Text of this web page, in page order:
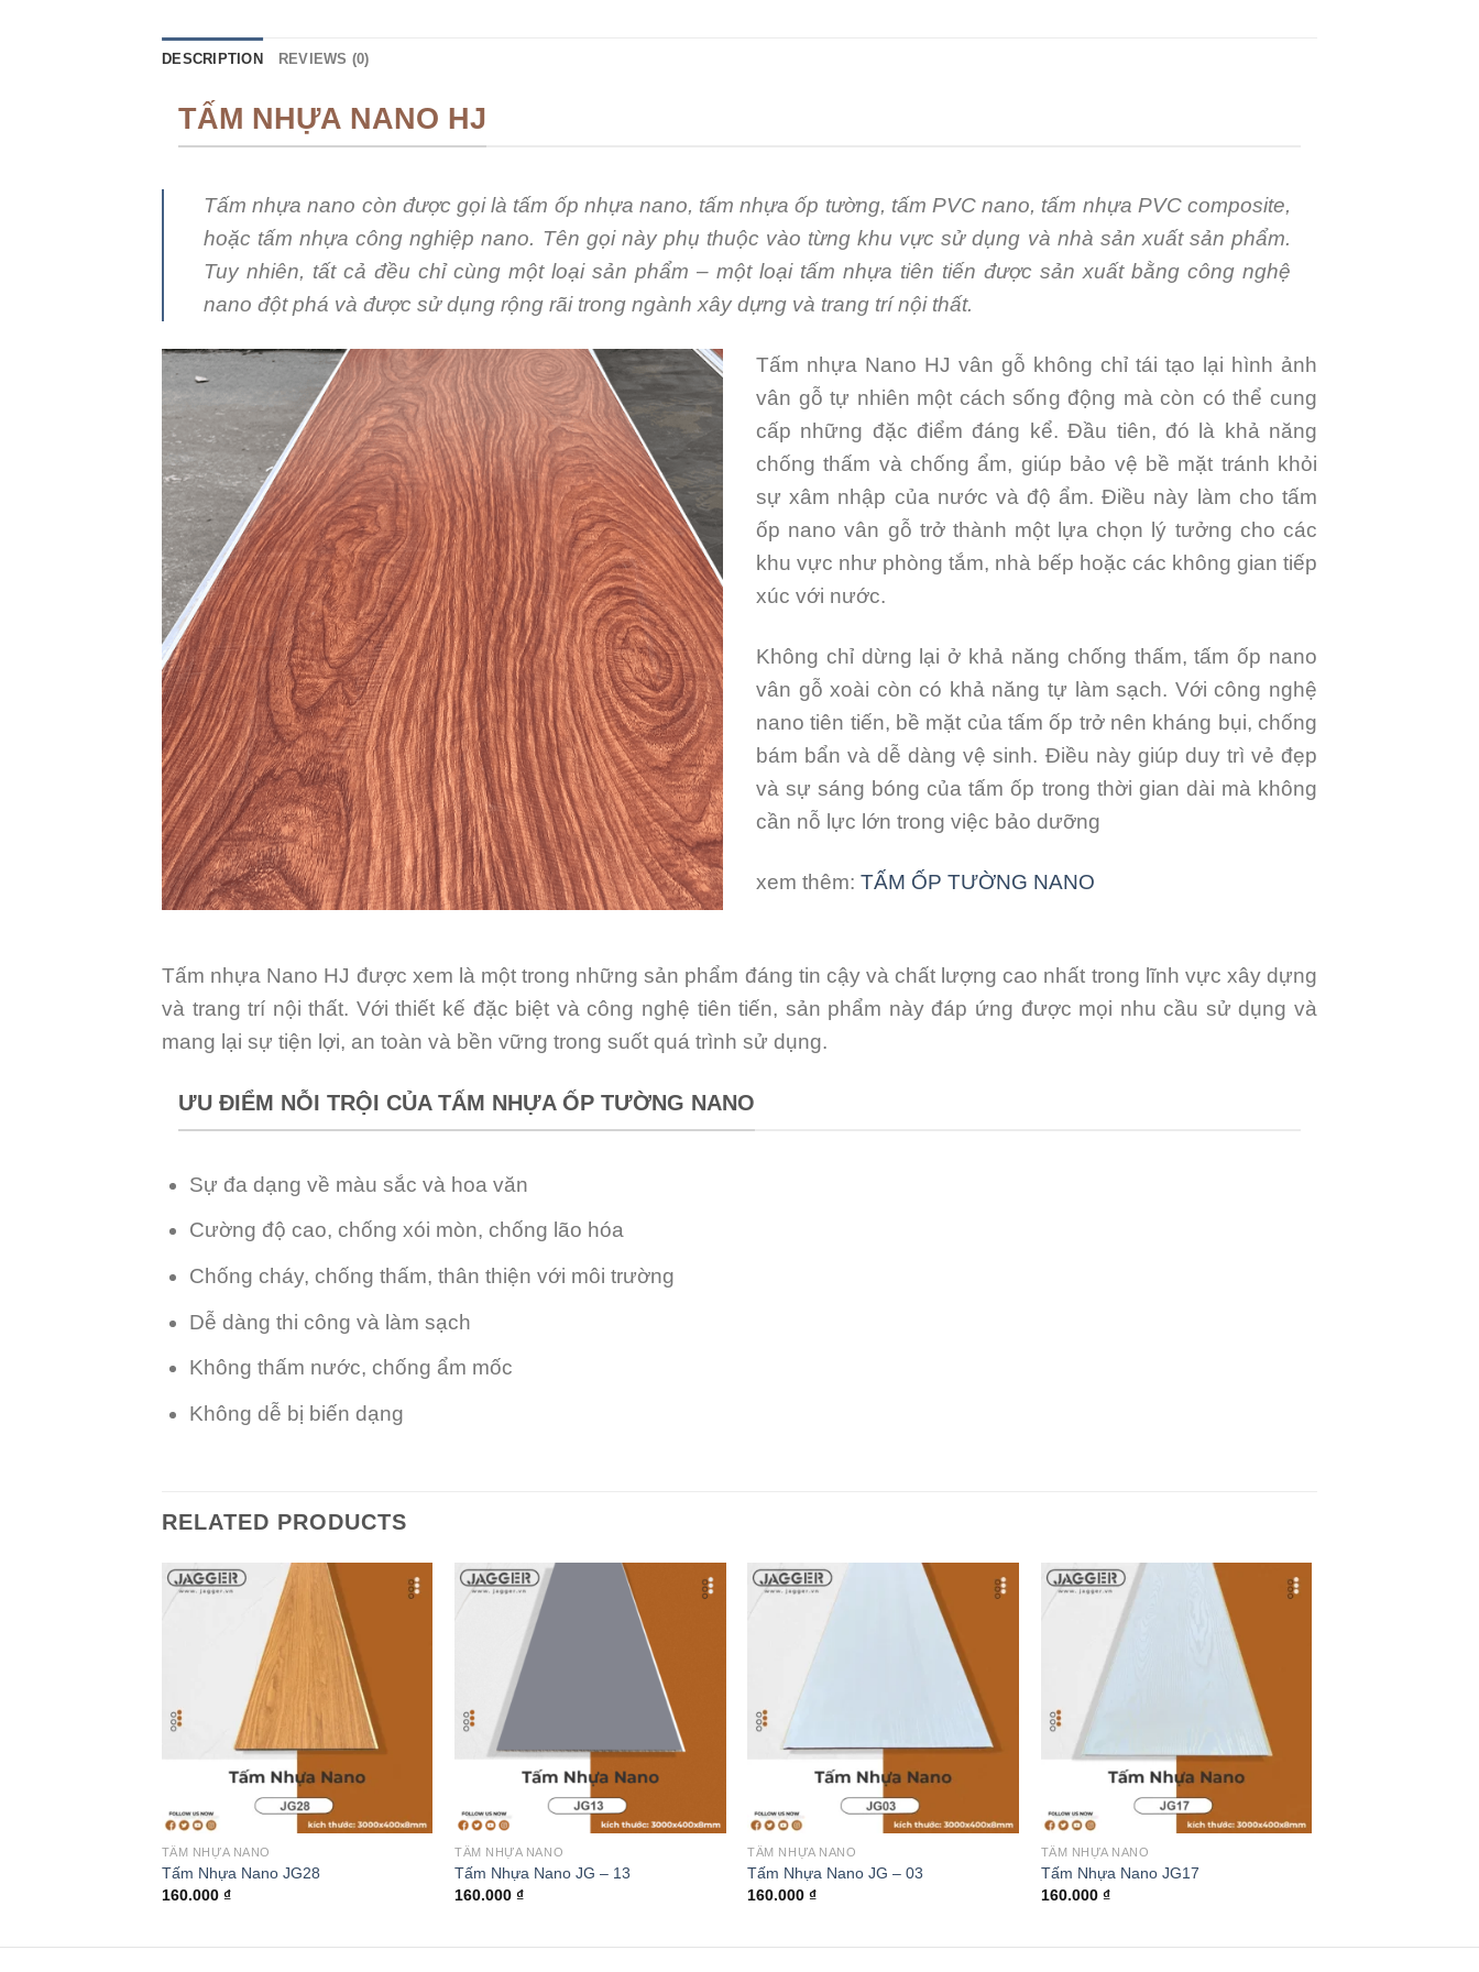
DESCRIPTION REVIEWS (0)
TẤM NHỰA NANO HJ
Tấm nhựa nano còn được gọi là tấm ốp nhựa nano, tấm nhựa ốp tường, tấm PVC nano, tấm nhựa PVC composite,
hoặc tấm nhựa công nghiệp nano. Tên gọi này phụ thuộc vào từng khu vực sử dụng và nhà sản xuất sản phẩm.
Tuy nhiên, tất cả đều chỉ cùng một loại sản phẩm – một loại tấm nhựa tiên tiến được sản xuất bằng công nghệ
nano đột phá và được sử dụng rộng rãi trong ngành xây dựng và trang trí nội thất.
Tấm nhựa Nano HJ vân gỗ không chỉ tái tạo lại hình ảnh
vân gỗ tự nhiên một cách sống động mà còn có thể cung
cấp những đặc điểm đáng kể. Đầu tiên, đó là khả năng
chống thấm và chống ẩm, giúp bảo vệ bề mặt tránh khỏi
sự xâm nhập của nước và độ ẩm. Điều này làm cho tấm
ốp nano vân gỗ trở thành một lựa chọn lý tưởng cho các
khu vực như phòng tắm, nhà bếp hoặc các không gian tiếp
xúc với nước.
Không chỉ dừng lại ở khả năng chống thấm, tấm ốp nano
vân gỗ xoài còn có khả năng tự làm sạch. Với công nghệ
nano tiên tiến, bề mặt của tấm ốp trở nên kháng bụi, chống
bám bẩn và dễ dàng vệ sinh. Điều này giúp duy trì vẻ đẹp
và sự sáng bóng của tấm ốp trong thời gian dài mà không
cần nỗ lực lớn trong việc bảo dưỡng
xem thêm: TẤM ỐP TƯỜNG NANO
Tấm nhựa Nano HJ được xem là một trong những sản phẩm đáng tin cậy và chất lượng cao nhất trong lĩnh vực xây dựng
và trang trí nội thất. Với thiết kế đặc biệt và công nghệ tiên tiến, sản phẩm này đáp ứng được mọi nhu cầu sử dụng và
mang lại sự tiện lợi, an toàn và bền vững trong suốt quá trình sử dụng.
ƯU ĐIỂM NỖI TRỘI CỦA TẤM NHỰA ỐP TƯỜNG NANO
Sự đa dạng về màu sắc và hoa văn
Cường độ cao, chống xói mòn, chống lão hóa
Chống cháy, chống thấm, thân thiện với môi trường
Dễ dàng thi công và làm sạch
Không thấm nước, chống ẩm mốc
Không dễ bị biến dạng
RELATED PRODUCTS
TẤM NHỰA NANO
Tấm Nhựa Nano JG28
160.000 ₫
TẤM NHỰA NANO
Tấm Nhựa Nano JG – 13
160.000₫
TẤM NHỰA NANO
Tấm Nhựa Nano JG – 03
160.000₫
TẤM NHỰA NANO
Tấm Nhựa Nano JG17
160.000 ₫